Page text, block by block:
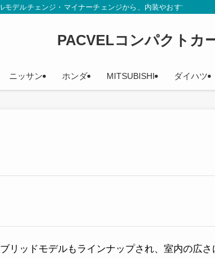
モデルチェンジ・マイナーチェンジから、内装やおすすめグ
PACVELコンパクトカ
ニッサン ホンダ MITSUBISHI ダイハツ
リッドモデルもラインナップされ、室内の広さ